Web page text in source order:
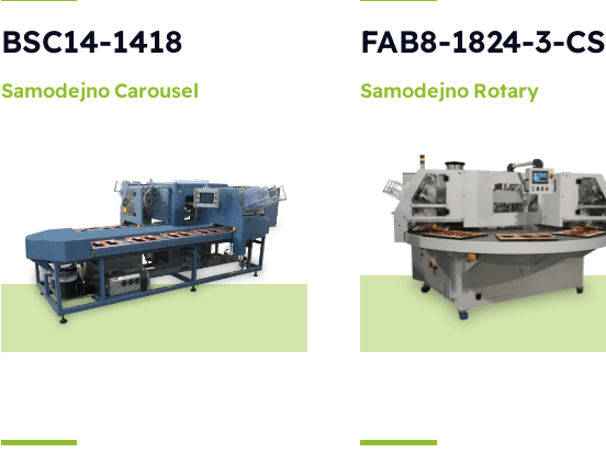
BSC14-1418
Samodejno Carousel
FAB8-1824-3-CS
Samodejno Rotary